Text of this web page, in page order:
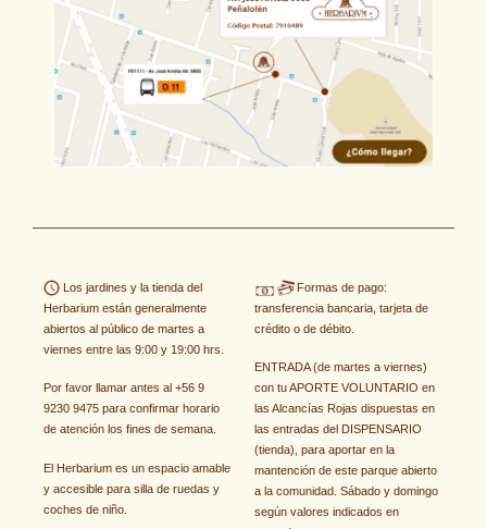
Los jardines y la tienda del
Herbarium están generalmente
abiertos al público de martes a
viernes entre las 9:00 y 19:00 hrs.
Por favor llamar antes al +56 9
9230 9475 para confirmar horario
de atención los fines de semana.
El Herbarium es un espacio amable
y accesible para silla de ruedas y
coches de niño.
Formas de pago:
transferencia bancaria, tarjeta de
crédito o de débito.
ENTRADA (de martes a viernes)
con tu APORTE VOLUNTARIO en
las Alcancías Rojas dispuestas en
las entradas del DISPENSARIO
(tienda), para aportar en la
mantención de este parque abierto
a la comunidad. Sábado y domingo
según valores indicados en